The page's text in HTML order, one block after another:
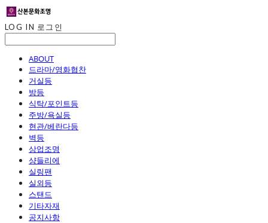
LOG IN 로그인
ABOUT
드라마/영화협찬
거실등
방등
식탁/포인트등
주방/욕실등
현관/베란다등
벽등
상업조명
샹들리에
실링팬
실외등
스탠드
기타자재
공지사항